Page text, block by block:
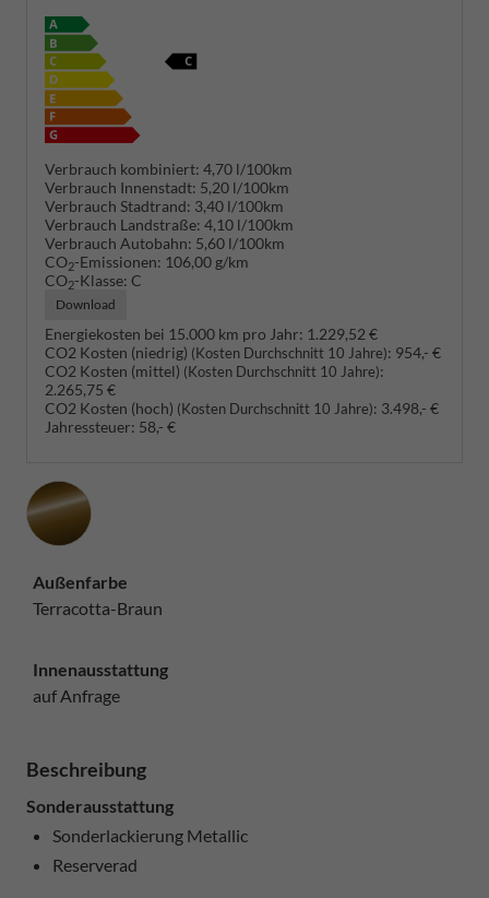
Verbrauch kombiniert: 4,70 l/100km
Verbrauch Innenstadt: 5,20 l/100km
Verbrauch Stadtrand: 3,40 l/100km
Verbrauch Landstraße: 4,10 l/100km
Verbrauch Autobahn: 5,60 l/100km
CO2-Emissionen: 106,00 g/km
CO2-Klasse: C
Download
Energiekosten bei 15.000 km pro Jahr: 1.229,52 €
CO2 Kosten (niedrig) (Kosten Durchschnitt 10 Jahre): 954,- €
CO2 Kosten (mittel) (Kosten Durchschnitt 10 Jahre):
2.265,75 €
CO2 Kosten (hoch) (Kosten Durchschnitt 10 Jahre): 3.498,- €
Jahressteuer: 58,- €
Außenfarbe
Terracotta-Braun
Innenausstattung
auf Anfrage
Beschreibung
Sonderausstattung
Sonderlackierung Metallic
Reserverad